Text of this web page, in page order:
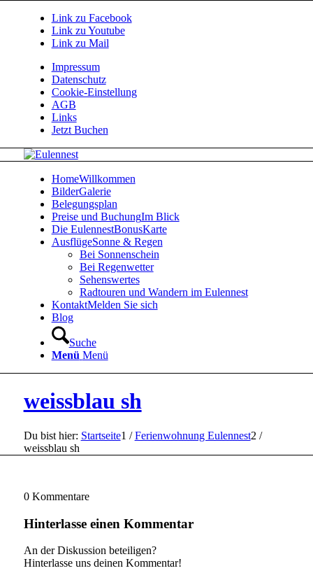
Link zu Facebook
Link zu Youtube
Link zu Mail
Impressum
Datenschutz
Cookie-Einstellung
AGB
Links
Jetzt Buchen
HomeWillkommen
BilderGalerie
Belegungsplan
Preise und BuchungIm Blick
Die EulennestBonusKarte
AusflügeSonne & Regen
Bei Sonnenschein
Bei Regenwetter
Sehenswertes
Radtouren und Wandern im Eulennest
KontaktMelden Sie sich
Blog
Suche
Menü Menü
weissblau sh
Du bist hier: Startseite1 / Ferienwohnung Eulennest2 /
weissblau sh
0 Kommentare
Hinterlasse einen Kommentar
An der Diskussion beteiligen?
Hinterlasse uns deinen Kommentar!